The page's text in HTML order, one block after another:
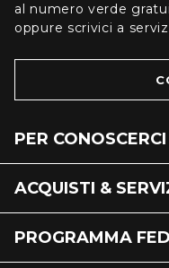
al numero verde
oppure scrivici a
PER
ACQUISTI &
PROGRAMMA